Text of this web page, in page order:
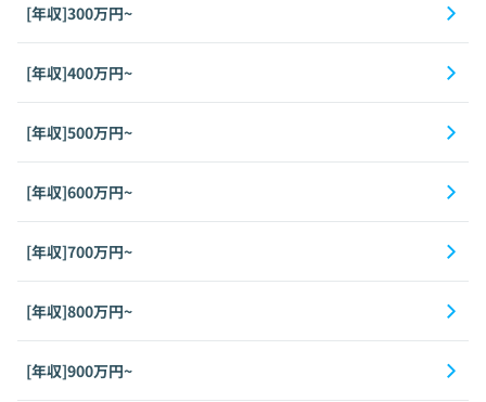
[年収]300万円~
[年収]400万円~
[年収]500万円~
[年収]600万円~
[年収]700万円~
[年収]800万円~
[年収]900万円~